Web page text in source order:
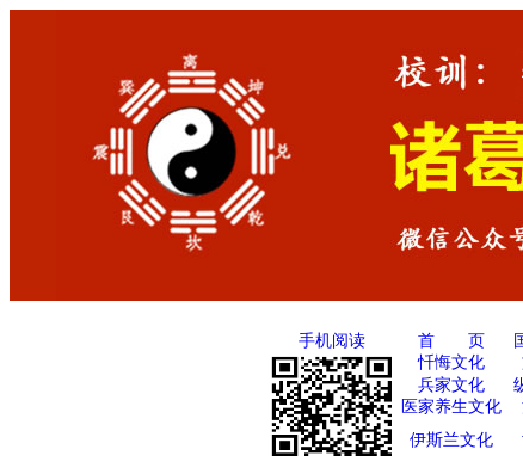
手机阅读 首 页
忏悔文化
兵家文化
医家养生文化
伊斯兰文化